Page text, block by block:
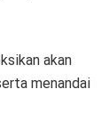
akan
menandai